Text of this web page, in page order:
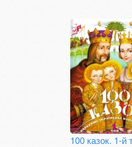
100 казок. 1-й